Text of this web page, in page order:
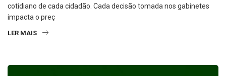
impacta o preç
LER MAIS